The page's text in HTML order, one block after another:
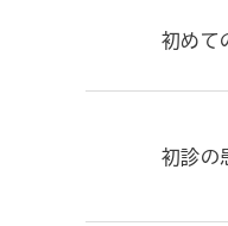
初めて
初診の